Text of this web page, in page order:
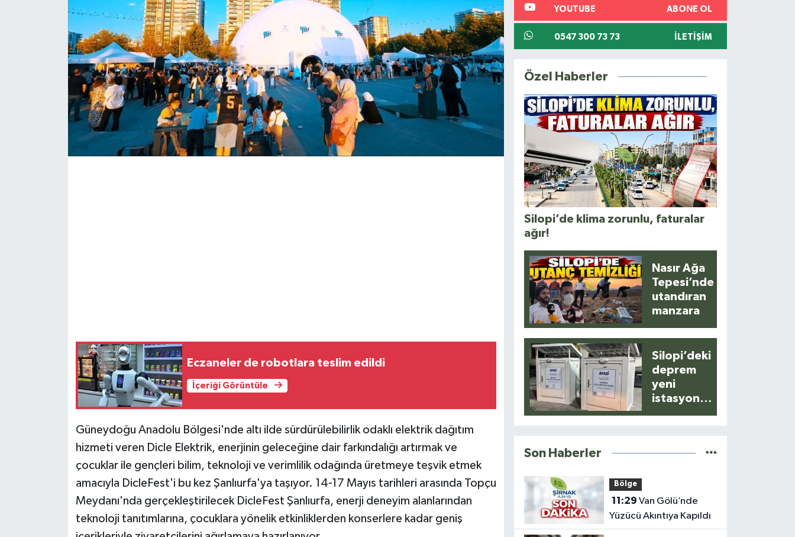
Eczaneler de robotlara teslim edildi
İçeriği Görüntüle
Güneydoğu Anadolu Bölgesi'nde altı ilde sürdürülebilirlik odaklı elektrik dağıtım
hizmeti veren Dicle Elektrik, enerjinin geleceğine dair farkındalığı artırmak ve
çocuklar ile gençleri bilim, teknoloji ve verimlilik odağında üretmeye teşvik etmek
amacıyla DicleFest'i bu kez Şanlıurfa'ya taşıyor. 14-17 Mayıs tarihleri arasında Topçu
Meydanı'nda gerçekleştirilecek DicleFest Şanlıurfa, enerji deneyim alanlarından
teknoloji tanıtımlarına, çocuklara yönelik etkinliklerden konserlere kadar geniş
YOUTUBE ABONE OL
0547 300 73 73 İLETIŞIM
Özel Haberler
Silopi’de klima zorunlu, faturalar
ağır!
Nasır Ağa
Tepesi’nde
utandıran
manzara
Silopi’deki
deprem
yeni
istasyonla
Son Haberler
Bölge
11:29
Yüzücü Akıntıya Kapıldı
Yazarlar